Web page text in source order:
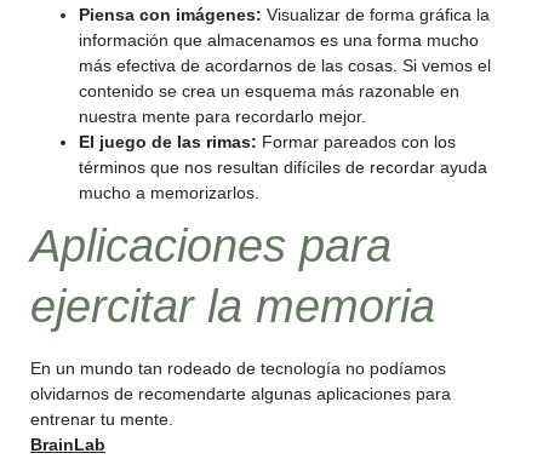
Piensa con imágenes: Visualizar de forma gráfica la
información que almacenamos es una forma mucho
más efectiva de acordarnos de las cosas. Si vemos el
contenido se crea un esquema más razonable en
nuestra mente para recordarlo mejor.
El juego de las rimas: Formar pareados con los
términos que nos resultan difíciles de recordar ayuda
mucho a memorizarlos.
Aplicaciones para
ejercitar la memoria
En un mundo tan rodeado de tecnología no podíamos
olvidarnos de recomendarte algunas aplicaciones para
entrenar tu mente.
BrainLab